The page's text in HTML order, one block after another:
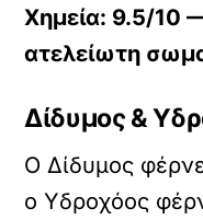
Χημεία: 9.5/10
ατελείωτη
Δίδυμος &
Ο Δίδυμος
ο Υδροχόος